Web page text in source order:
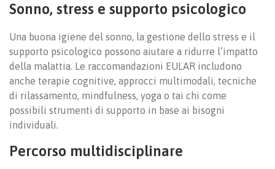
Sonno, stress e supporto psicologico
Una buona igiene del sonno, la gestione dello stress e il
supporto psicologico possono aiutare a ridurre l’impatto
della malattia. Le raccomandazioni EULAR includono
anche terapie cognitive, approcci multimodali, tecniche
di rilassamento, mindfulness, yoga o tai chi come
possibili strumenti di supporto in base ai bisogni
individuali.
Percorso multidisciplinare